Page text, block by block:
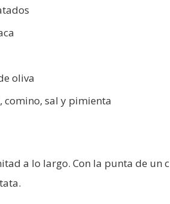
oliva
comino, sal y pimienta
a lo largo. Con la punta de un